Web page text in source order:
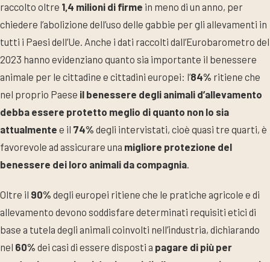
raccolto oltre 1,4 milioni di firme in meno di un anno, per
chiedere l’abolizione dell’uso delle gabbie per gli allevamenti in
tutti i Paesi dell’Ue. Anche i dati raccolti dall’Eurobarometro del
2023 hanno evidenziano quanto sia importante il benessere
animale per le cittadine e cittadini europei: l’84% ritiene che
nel proprio Paese il benessere degli animali d’allevamento
debba essere protetto meglio di quanto non lo sia
attualmente e il 74% degli intervistati, cioè quasi tre quarti, è
favorevole ad assicurare una migliore protezione del
benessere dei loro animali da compagnia.
Oltre il 90% degli europei ritiene che le pratiche agricole e di
allevamento devono soddisfare determinati requisiti etici di
base a tutela degli animali coinvolti nell’industria, dichiarando
nel 60% dei casi di essere disposti a pagare di più per